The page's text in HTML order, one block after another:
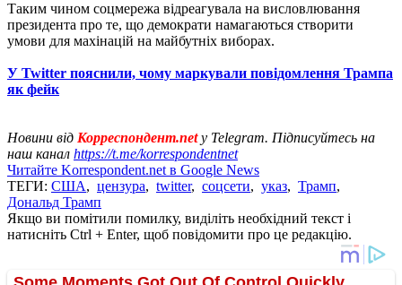
Таким чином соцмережа відреагувала на висловлювання
президента про те, що демократи намагаються створити
умови для махінацій на майбутніх виборах.
У Twitter пояснили, чому маркували повідомлення Трампа
як фейк
Новини від Корреспондент.netу Telegram. Підписуйтесь на
наш канал https://t.me/korrespondentnet
Читайте Korrespondent.net в Google News
ТЕГИ: США, цензура, twitter, соцсети, указ, Трамп,
Дональд Трамп
Якщо ви помітили помилку, виділіть необхідний текст і
натисніть Ctrl + Enter, щоб повідомити про це редакцію.